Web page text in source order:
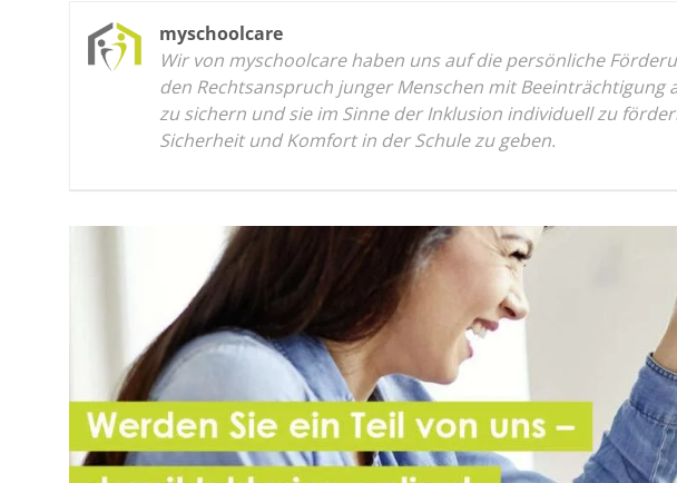
myschoolcare
Wir von myschoolcare haben uns auf die persönliche
den Rechtsanspruch junger Menschen mit Beeinträchtigung
zu sichern und sie im Sinne der Inklusion individuell zu
Sicherheit und Komfort in der Schule zu geben.